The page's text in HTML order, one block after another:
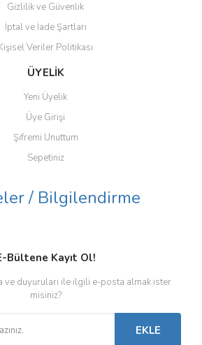
Gizlilik ve Güvenlik
İptal ve İade Şartları
Veriler Politikası
ÜYELİK
Yeni Üyelik
Üye Girişi
Şifremi Unuttum
Sepetiniz
/ Bilgilendirme
Bültene Kayıt Ol!
ve duyuruları ile ilgili e-posta almak ister
misiniz?
EKLE